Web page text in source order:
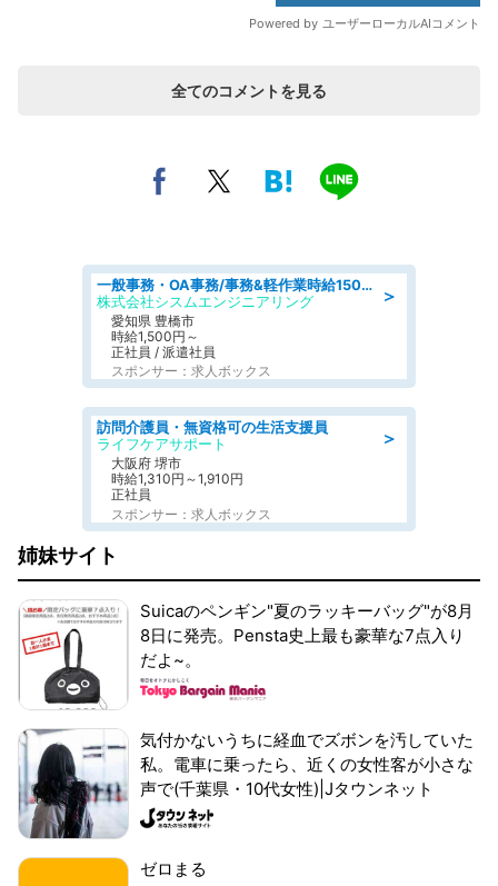
全てのコメントを見る
＞
一般事務・OA事務/事務&軽作業時給1500円土日祝休み各種社保完備
株式会社シスムエンジニアリング
愛知県 豊橋市
時給1,500円～
正社員 / 派遣社員
スポンサー：求人ボックス
＞
訪問介護員・無資格可の生活支援員
ライフケアサポート
大阪府 堺市
時給1,310円～1,910円
正社員
スポンサー：求人ボックス
姉妹サイト
Suicaのペンギン"夏のラッキーバッグ"が8月
8日に発売。Pensta史上最も豪華な7点入り
だよ~。
気付かないうちに経血でズボンを汚していた
私。電車に乗ったら、近くの女性客が小さな
声で(千葉県・10代女性)|Jタウンネット
ゼロまる